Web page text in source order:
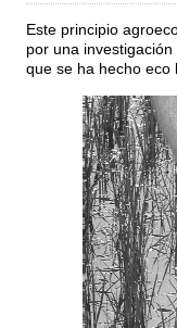
Este principio
por una
que se ha hecho eco